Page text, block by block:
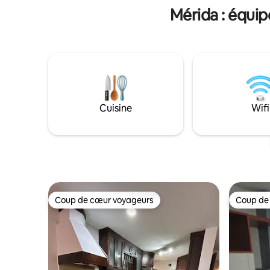
Mérida :
Cuisine Wifi
Coup de cœur voyageurs
Coup de cœur voyageurs Coup
Coup